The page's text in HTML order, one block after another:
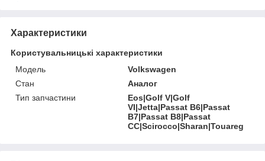
Характеристики
Користувальницькі характеристики
Мoдель
Volkswagen
Стан
Аналог
Тип запчастини
Eos|Golf V|Golf
VI|Jetta|Passat B6|Passat
B7|Passat B8|Passat
CC|Scirocco|Sharan|Touareg